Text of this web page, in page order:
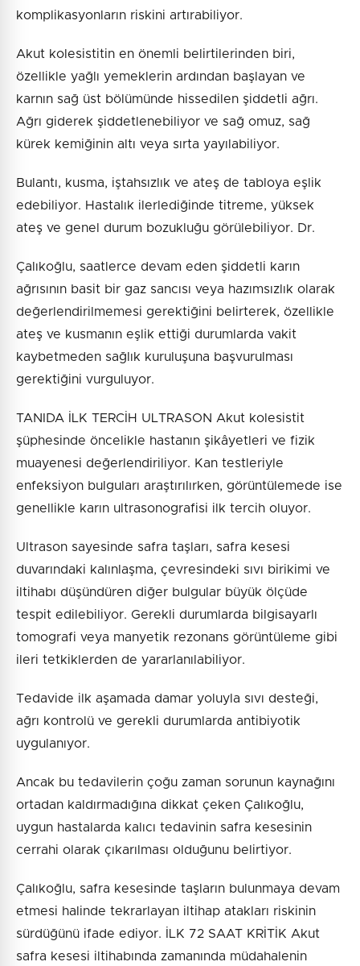
komplikasyonların riskini artırabiliyor.
Akut kolesistitin en önemli belirtilerinden biri,
özellikle yağlı yemeklerin ardından başlayan ve
karnın sağ üst bölümünde hissedilen şiddetli ağrı.
Ağrı giderek şiddetlenebiliyor ve sağ omuz, sağ
kürek kemiğinin altı veya sırta yayılabiliyor.
Bulantı, kusma, iştahsızlık ve ateş de tabloya eşlik
edebiliyor. Hastalık ilerlediğinde titreme, yüksek
ateş ve genel durum bozukluğu görülebiliyor. Dr.
Çalıkoğlu, saatlerce devam eden şiddetli karın
ağrısının basit bir gaz sancısı veya hazımsızlık olarak
değerlendirilmemesi gerektiğini belirterek, özellikle
ateş ve kusmanın eşlik ettiği durumlarda vakit
kaybetmeden sağlık kuruluşuna başvurulması
gerektiğini vurguluyor.
TANIDA İLK TERCİH ULTRASON Akut kolesistit
şüphesinde öncelikle hastanın şikâyetleri ve fizik
muayenesi değerlendiriliyor. Kan testleriyle
enfeksiyon bulguları araştırılırken, görüntülemede ise
genellikle karın ultrasonografisi ilk tercih oluyor.
Ultrason sayesinde safra taşları, safra kesesi
duvarındaki kalınlaşma, çevresindeki sıvı birikimi ve
iltihabı düşündüren diğer bulgular büyük ölçüde
tespit edilebiliyor. Gerekli durumlarda bilgisayarlı
tomografi veya manyetik rezonans görüntüleme gibi
ileri tetkiklerden de yararlanılabiliyor.
Tedavide ilk aşamada damar yoluyla sıvı desteği,
ağrı kontrolü ve gerekli durumlarda antibiyotik
uygulanıyor.
Ancak bu tedavilerin çoğu zaman sorunun kaynağını
ortadan kaldırmadığına dikkat çeken Çalıkoğlu,
uygun hastalarda kalıcı tedavinin safra kesesinin
cerrahi olarak çıkarılması olduğunu belirtiyor.
Çalıkoğlu, safra kesesinde taşların bulunmaya devam
etmesi halinde tekrarlayan iltihap atakları riskinin
sürdüğünü ifade ediyor. İLK 72 SAAT KRİTİK Akut
safra kesesi iltihabında zamanında müdahalenin